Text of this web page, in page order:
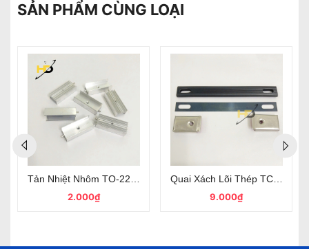
SẢN PHẨM CÙNG LOẠI
Vệ Rò Điện
25V TO-92 chân cắm loại tốt
Tản Nhiệt Nhôm TO-220 Kích Thước 15x10x35mm Màu Trắng
2.000₫
Quai Xách Lõi Thép TC2 Dài
9.000₫